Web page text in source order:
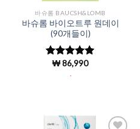
바슈롬 BAUCSH&LOMB
바슈롬 바이오트루 원데이
(90개들이)
5 중에서
로 평
₩86,990